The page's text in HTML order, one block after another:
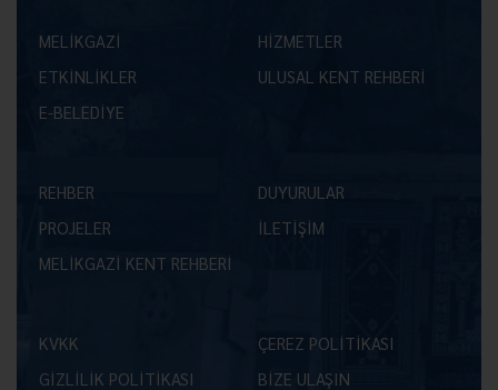
MELİKGAZİ
HİZMETLER
ETKİNLİKLER
ULUSAL KENT REHBERİ
E-BELEDİYE
REHBER
DUYURULAR
PROJELER
İLETİŞİM
MELİKGAZİ KENT REHBERİ
KVKK
ÇEREZ POLİTİKASI
GİZLİLİK POLİTİKASI
BİZE ULAŞIN